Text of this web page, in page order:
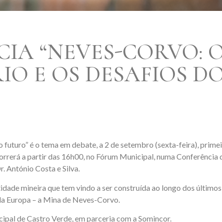
“NEVES-CORVO:
E OS DESAFIOS
é o tema em debate, a 2 de setembro (sexta-feira),
a partir das 16h00, no Fórum Municipal, numa
António Costa e Silva.
mineira que tem vindo a ser construída ao longo dos
Europa – a Mina de Neves-Corvo.
de Castro Verde, em parceria com a Somincor.